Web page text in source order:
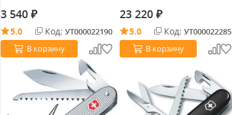
3 540 ₽
5.0 Код: УТ000022190
В корзину
23 220 ₽
5.0 Код: УТ000022285
В корзину